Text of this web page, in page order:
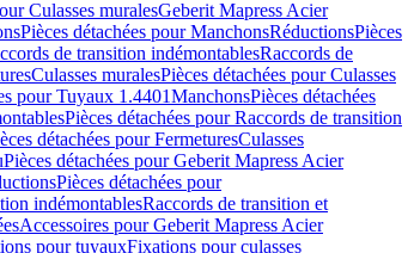
Culasses muralesGeberit Mapress Acier
Pièces détachées pour ManchonsRéductionsPièces
de transition indémontablesRaccords de
Culasses muralesPièces détachées pour Culasses
pour Tuyaux 1.4401ManchonsPièces détachées
Pièces détachées pour Raccords de transition
détachées pour FermeturesCulasses
Pièces détachées pour Geberit Mapress Acier
Pièces détachées pour
indémontablesRaccords de transition et
Accessoires pour Geberit Mapress Acier
pour tuyauxFixations pour culasses